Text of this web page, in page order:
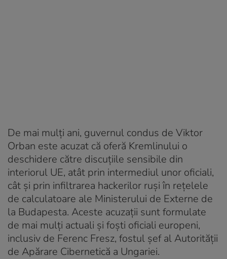
De mai mulți ani, guvernul condus de Viktor
Orban este acuzat că oferă Kremlinului o
deschidere către discuțiile sensibile din
interiorul UE, atât prin intermediul unor oficiali,
cât și prin infiltrarea hackerilor ruși în rețelele
de calculatoare ale Ministerului de Externe de
la Budapesta. Aceste acuzații sunt formulate
de mai mulți actuali și foști oficiali europeni,
inclusiv de Ferenc Fresz, fostul șef al Autorității
de Apărare Cibernetică a Ungariei.